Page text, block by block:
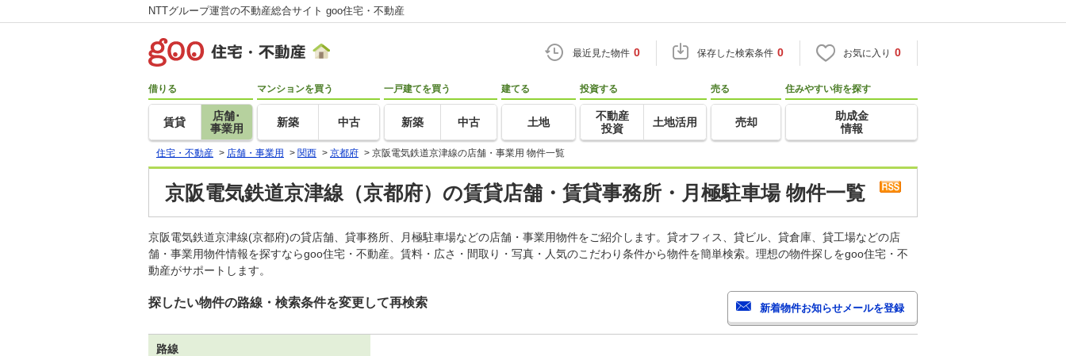
NTTグループ運営の不動産総合サイト goo住宅・不動産
最近見た物件 0 保存した検索条件 0 お気に入り 0
借りる
賃貸
店舗･
事業用
マンションを買う
新築 中古
一戸建てを買う
新築 中古
建てる
土地
投資する
不動産
投資
土地活用
売る
売却
住みやすい街を探す
助成金
情報
住宅・不動産 > 店舗・事業用 > 関西 > 京都府 > 京阪電気鉄道京津線の店舗・事業用 物件一覧
京阪電気鉄道京津線（京都府）の賃貸店舗・賃貸事務所・月極駐車場 物件一覧
京阪電気鉄道京津線(京都府)の貸店舗、貸事務所、月極駐車場などの店舗・事業用物件をご紹介します。貸オフィス、貸ビル、貸倉庫、貸工場などの店
舗・事業用物件情報を探すならgoo住宅・不動産。賃料・広さ・間取り・写真・人気のこだわり条件から物件を簡単検索。理想の物件探しをgoo住宅・不
動産がサポートします。
探したい物件の路線・検索条件を変更して再検索
路線